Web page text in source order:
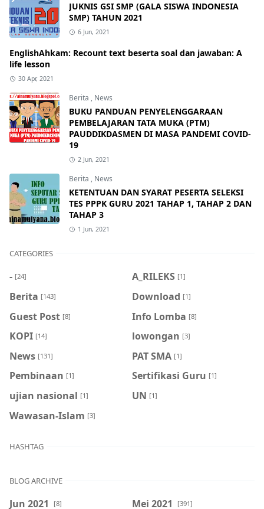
JUKNIS GSI SMP (GALA SISWA INDONESIA
SMP) TAHUN 2021
6 Jun, 2021
EnglishAhkam: Recount text beserta soal dan jawaban: A
life lesson
30 Apr, 2021
Berita , News
BUKU PANDUAN PENYELENGGARAAN
PEMBELAJARAN TATA MUKA (PTM)
PAUDDIKDASMEN DI MASA PANDEMI COVID-
19
2 Jun, 2021
Berita , News
KETENTUAN DAN SYARAT PESERTA SELEKSI
TES PPPK GURU 2021 TAHAP 1, TAHAP 2 DAN
TAHAP 3
1 Jun, 2021
CATEGORIES
- [24] A_RILEKS [1]
Berita [143] Download [1]
Guest Post [8] Info Lomba [8]
KOPI [14] lowongan [3]
News [131] PAT SMA [1]
Pembinaan [1] Sertifikasi Guru [1]
ujian nasional [1] UN [1]
Wawasan-Islam [3]
HASHTAG
BLOG ARCHIVE
Jun 2021 [8] Mei 2021 [391]